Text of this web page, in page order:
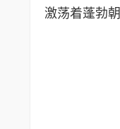
激荡着蓬勃